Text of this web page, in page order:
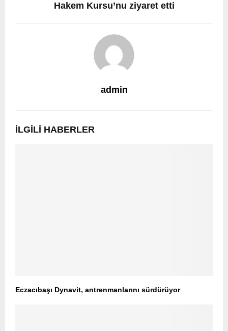
Hakem Kursu’nu ziyaret etti
admin
İLGILI HABERLER
Eczacıbaşı Dynavit, antrenmanlarını sürdürüyor